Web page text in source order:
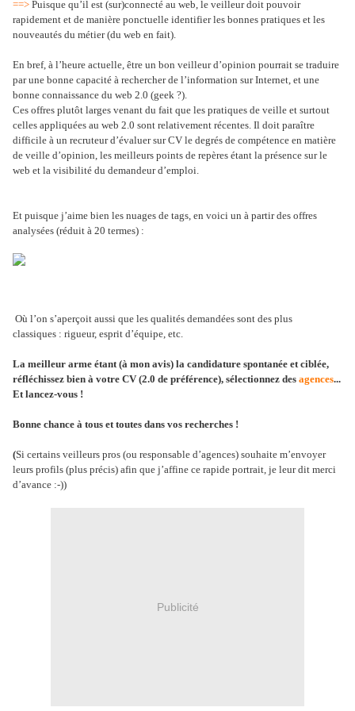
==> Puisque qu’il est (sur)connecté au web, le veilleur doit pouvoir
rapidement et de manière ponctuelle identifier les bonnes pratiques et les
nouveautés du métier (du web en fait).
En bref, à l’heure actuelle, être un bon veilleur d’opinion pourrait se traduire
par une bonne capacité à rechercher de l’information sur Internet, et une
bonne connaissance du web 2.0 (geek ?).
Ces offres plutôt larges venant du fait que les pratiques de veille et surtout
celles appliquées au web 2.0 sont relativement récentes. Il doit paraître
difficile à un recruteur d’évaluer sur CV le degrés de compétence en matière
de veille d’opinion, les meilleurs points de repères étant la présence sur le
web et la visibilité du demandeur d’emploi.
Et puisque j’aime bien les nuages de tags, en voici un à partir des offres
analysées (réduit à 20 termes) :
Où l’on s’aperçoit aussi que les qualités demandées sont des plus
classiques : rigueur, esprit d’équipe, etc.
La meilleur arme étant (à mon avis) la candidature spontanée et ciblée,
réfléchissez bien à votre CV (2.0 de préférence), sélectionnez des agences...
Et lancez-vous !
Bonne chance à tous et toutes dans vos recherches !
(Si certains veilleurs pros (ou responsable d’agences) souhaite m’envoyer
leurs profils (plus précis) afin que j’affine ce rapide portrait, je leur dit merci
d’avance :-))
Publicité